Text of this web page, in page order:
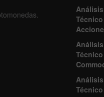
Análisis
Técnico
Análisis
Técnico
Análisis